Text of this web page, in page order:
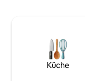
Freue dich auf einen
kostenloses WLAN
Entspannen. Die Villa
ruhigen Rückzugsort
Küche